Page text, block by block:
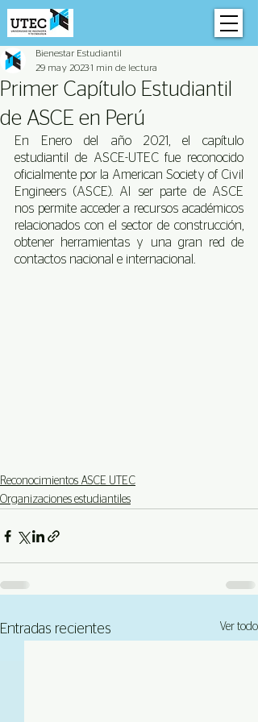
Primer Capítulo Estudiantil
de ASCE en Perú
Bienestar Estudiantil
29 may 20231 min de lectura
En Enero del año 2021, el capítulo
estudiantil de ASCE-UTEC fue reconocido
oficialmente por la American Society of Civil
Engineers (ASCE). Al ser parte de ASCE
nos permite acceder a recursos académicos
relacionados con el sector de construcción,
obtener herramientas y una gran red de
contactos nacional e internacional.
Reconocimientos ASCE UTEC
Organizaciones estudiantiles
Entradas recientes Ver todo